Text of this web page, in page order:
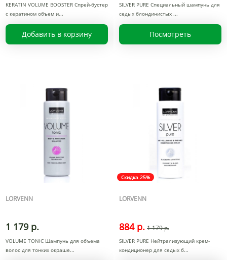
KERATIN VOLUME BOOSTER Спрей-бустер
с кератином объем и
Добавить в корзину
SILVER PURE Специальный шампунь для
седых блондинистых
Посмотреть
LORVENN
1 179 р.
VOLUME TONIC Шампунь для объема
волос для тонких окраше
Скидка 25%
LORVENN
884 р. 1 179 р.
SILVER PURE Нейтрализующий крем-
кондиционер для седых б